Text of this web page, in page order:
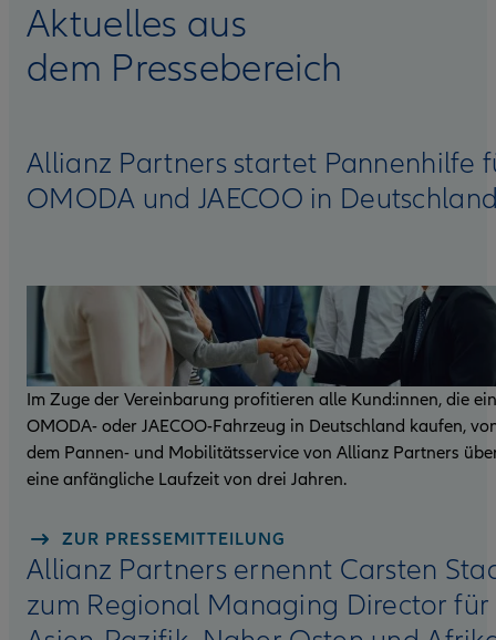
Aktuelles aus
dem Pressebereich
Allianz Partners startet Pannenhilfe
OMODA und JAECOO in
Im Zuge der Vereinbarung profitieren alle Kund:innen, die ein
OMODA- oder JAECOO-Fahrzeug in Deutschland kaufen,
dem Pannen- und Mobilitätsservice von Allianz Partners
eine anfängliche Laufzeit von drei Jahren.
ZUR PRESSEMITTEILUNG
Allianz Partners ernennt Carsten
zum Regional Managing Director für